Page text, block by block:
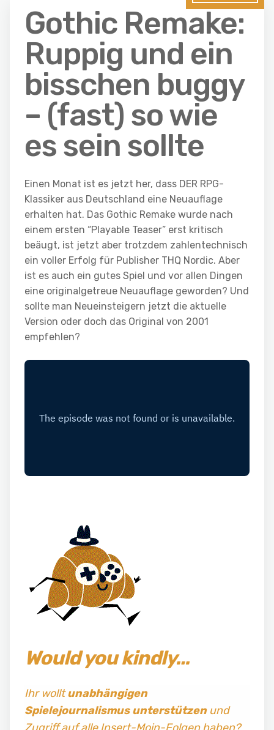
Gothic Remake:
Ruppig und ein
bisschen buggy
– (fast) so wie
es sein sollte
Einen Monat ist es jetzt her, dass DER RPG-
Klassiker aus Deutschland eine Neuauflage
erhalten hat. Das Gothic Remake wurde nach
einem ersten “Playable Teaser” erst kritisch
beäugt, ist jetzt aber trotzdem zahlentechnisch
ein voller Erfolg für Publisher THQ Nordic. Aber
ist es auch ein gutes Spiel und vor allen Dingen
eine originalgetreue Neuauflage geworden? Und
sollte man Neueinsteigern jetzt die aktuelle
Version oder doch das Original von 2001
empfehlen?
Would you kindly…
Ihr wolltunabhängigen
Spielejournalismus unterstützenund